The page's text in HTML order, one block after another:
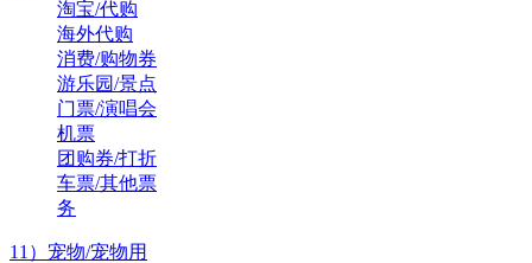
淘宝/代购
海外代购
消费/购物券
游乐园/景点
门票/演唱会
机票
团购券/打折
车票/其他票
务
11）宠物/宠物用